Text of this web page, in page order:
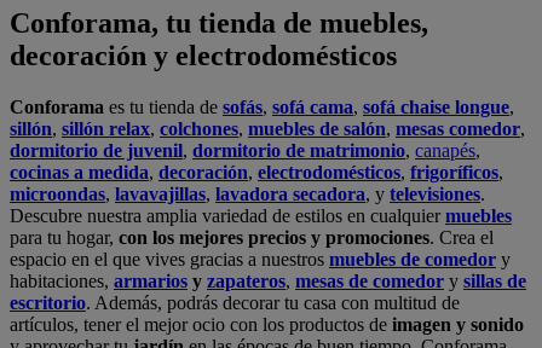
Conforama, tu tienda de muebles,
decoración y electrodomésticos
Conforama es tu tienda de sofás, sofá cama, sofá chaise longue,
sillón, sillón relax, colchones, muebles de salón, mesas comedor,
dormitorio de juvenil, dormitorio de matrimonio, canapés,
cocinas a medida, decoración, electrodomésticos, frigoríficos,
microondas, lavavajillas, lavadora secadora, y televisiones.
Descubre nuestra amplia variedad de estilos en cualquiermuebles
para tu hogar, con los mejores precios y promociones. Crea el
espacio en el que vives gracias a nuestros muebles de comedor y
habitaciones, armarios y zapateros, mesas de comedor y sillas de
escritorio. Además, podrás decorar tu casa con multitud de
artículos, tener el mejor ocio con los productos de imagen y sonido